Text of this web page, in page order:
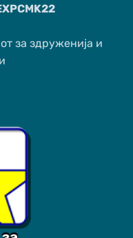
за здруженија и